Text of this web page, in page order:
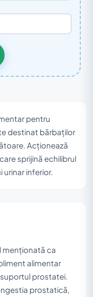
pentru
destinat bărbaților
Acționează
sprijină echilibrul
inferior.
menționată ca
alimentar
prostatei.
prostatică,